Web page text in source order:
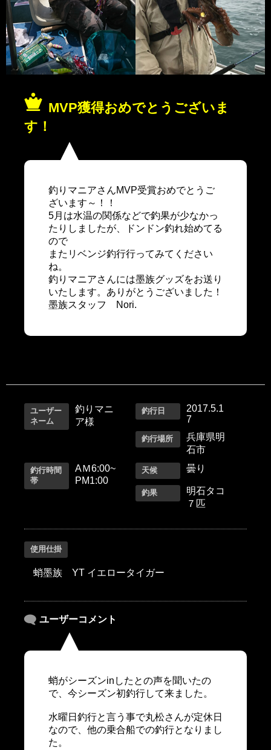
MVP獲得おめでとうございま
す！
釣りマニアさんMVP受賞おめでとうご
ざいます～！！
5月は水温の関係などで釣果が少なかっ
たりしましたが、ドンドン釣れ始めてる
ので
またリベンジ釣行行ってみてください
ね。
釣りマニアさんには墨族グッズをお送り
いたします。ありがとうございました！
墨族スタッフ Nori.
ユーザー
ネーム
釣りマニ
ア様
釣行日
2017.5.1
7
釣行場所
兵庫県明
石市
釣行時間
帯
AＭ6:00~
PM1:00
天候 曇り
釣果
明石タコ
７匹
使用仕掛
蛸墨族 YT イエロータイガー
ユーザーコメント
蛸がシーズンinしたとの声を聞いたの
で、今シーズン初釣行して来ました。
水曜日釣行と言う事で丸松さんが定休日
なので、他の乗合船での釣行となりまし
た。